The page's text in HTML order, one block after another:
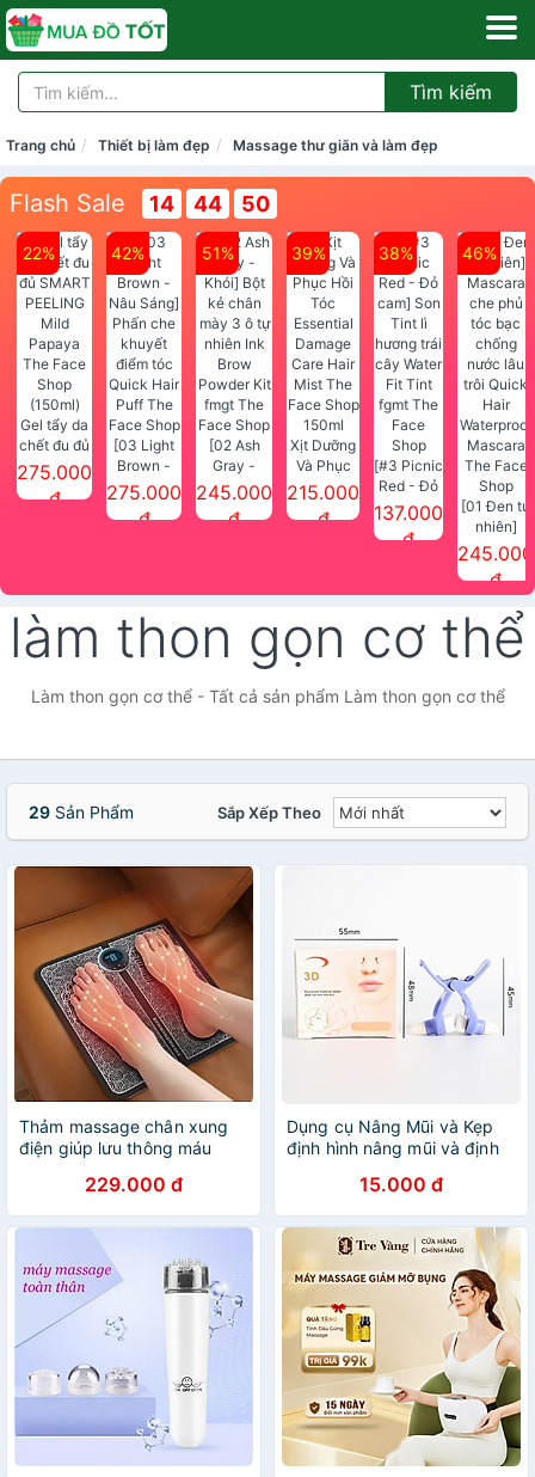
Tìm kiếm
Trang chủ Thiết bị làm đẹp Massage thư giãn và làm đẹp
Flash Sale 14 44 50
22%
Gel tẩy da
chết đu đủ
SMART
PEELING
275.000
đ
42%
[03 Light
Brown -
Nâu Sáng]
Phấn che
275.000
đ
51%
[02 Ash
Gray -
Khói] Bột
kẻ chân
Face Shop
245.000
đ
39%
Xịt Dưỡng
Và Phục
Hồi Tóc
Essential
215.000
đ
38%
[#3 Picnic
Red - Đỏ
cam] Son
Face
Shop
137.000
đ
46%
[01 Đen tự
nhiên]
Mascara
che phủ
chống
nước lâu
trôi Quick
Waterproof
245.000
đ
làm thon gọn cơ thể
Làm thon gọn cơ thể - Tất cả sản phẩm Làm thon gọn cơ thể
29 Sản Phẩm Sắp Xếp Theo
Thảm massage chân xung
điện giúp lưu thông máu
229.000 đ
Dụng cụ Nâng Mũi và Kẹp
định hình nâng mũi và định
dụng an toàn B0211
15.000 đ